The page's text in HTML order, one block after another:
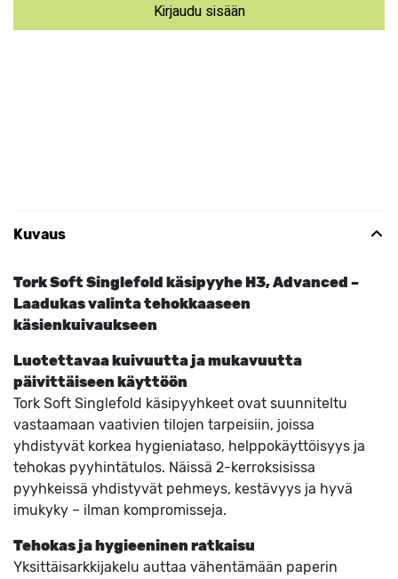
Kirjaudu sisään
Kuvaus
Tork Soft Singlefold käsipyyhe H3, Advanced –
Laadukas valinta tehokkaaseen
käsienkuivaukseen
Luotettavaa kuivuutta ja mukavuutta
päivittäiseen käyttöön
Tork Soft Singlefold käsipyyhkeet ovat suunniteltu
vastaamaan vaativien tilojen tarpeisiin, joissa
yhdistyvät korkea hygieniataso, helppokäyttöisyys ja
tehokas pyyhintätulos. Näissä 2-kerroksisissa
pyyhkeissä yhdistyvät pehmeys, kestävyys ja hyvä
imukyky – ilman kompromisseja.
Tehokas ja hygieeninen ratkaisu
Yksittäisarkkijakelu auttaa vähentämään paperin